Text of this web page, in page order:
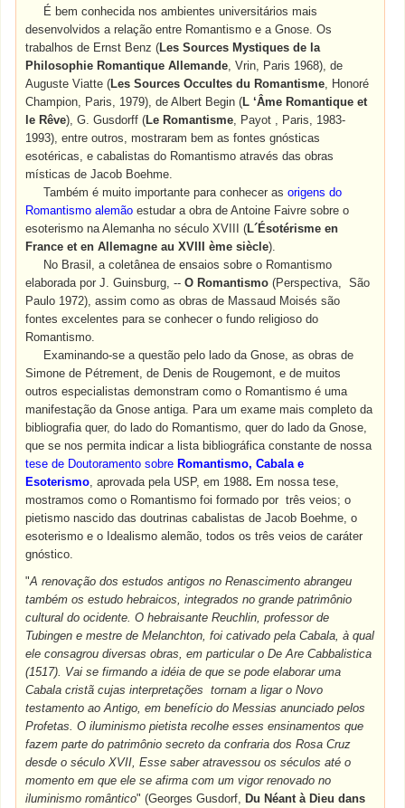
É bem conhecida nos ambientes universitários mais
desenvolvidos a relação entre Romantismo e a Gnose. Os
trabalhos de Ernst Benz (Les Sources Mystiques de la
Philosophie Romantique Allemande , Vrin, Paris 1968), de
Auguste Viatte (Les Sources Occultes du Romantisme , Honoré
Champion, Paris, 1979), de Albert Begin (L ‘Âme Romantique et
le Rêve), G. Gusdorff (Le Romantisme , Payot , Paris, 1983-
1993), entre outros, mostraram bem as fontes gnósticas
esotéricas, e cabalistas do Romantismo através das obras
místicas de Jacob Boehme.
Também é muito importante para conhecer asorigens do
Romantismo alemão estudar a obra de Antoine Faivre sobre o
esoterismo na Alemanha no século XVIII (L´Ésotérisme en
France et en Allemagne au XVIII ème siècle).
No Brasil, a coletânea de ensaios sobre o Romantismo
elaborada por J. Guinsburg, --O Romantismo(Perspectiva, São
Paulo 1972), assim como as obras de Massaud Moisés são
fontes excelentes para se conhecer o fundo religioso do
Romantismo.
Examinando-se a questão pelo lado da Gnose, as obras de
Simone de Pétrement, de Denis de Rougemont, e de muitos
outros especialistas demonstram como o Romantismo é uma
manifestação da Gnose antiga. Para um exame mais completo da
bibliografia quer, do lado do Romantismo, quer do lado da Gnose,
que se nos permita indicar a lista bibliográfica constante de nossa
tese de Doutoramento sobreRomantismo, Cabala e
Esoterismo , aprovada pela USP, em 1988. Em nossa tese,
mostramos como o Romantismo foi formado por três veios; o
pietismo nascido das doutrinas cabalistas de Jacob Boehme, o
esoterismo e o Idealismo alemão, todos os três veios de caráter
gnóstico.
"A renovação dos estudos antigos no Renascimento abrangeu
também os estudo hebraicos, integrados no grande patrimônio
cultural do ocidente. O hebraisante Reuchlin, professor de
Tubingen e mestre de Melanchton, foi cativado pela Cabala, à qual
ele consagrou diversas obras, em particular o De Are Cabbalistica
(1517). Vai se firmando a idéia de que se pode elaborar uma
Cabala cristã cujas interpretações tornam a ligar o Novo
testamento ao Antigo, em benefício do Messias anunciado pelos
Profetas. O iluminismo pietista recolhe esses ensinamentos que
fazem parte do patrimônio secreto da confraria dos Rosa Cruz
desde o século XVII, Esse saber atravessou os séculos até o
momento em que ele se afirma com um vigor renovado no
iluminismo romântico" (Georges Gusdorf,Du Néant à Dieu dans